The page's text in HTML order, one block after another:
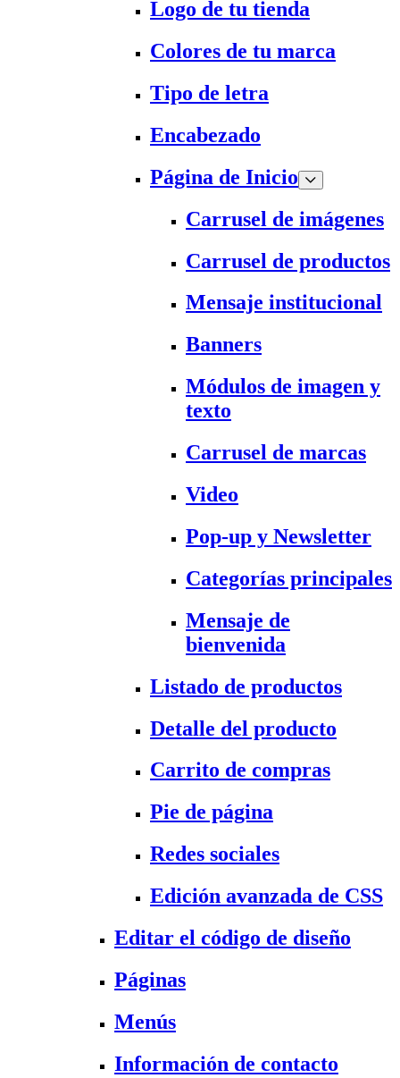
Logo de tu tienda
Colores de tu marca
Tipo de letra
Encabezado
Página de Inicio
Carrusel de imágenes
Carrusel de productos
Mensaje institucional
Banners
Módulos de imagen y
texto
Carrusel de marcas
Video
Pop-up y Newsletter
Categorías principales
Mensaje de
bienvenida
Listado de productos
Detalle del producto
Carrito de compras
Pie de página
Redes sociales
Edición avanzada de CSS
Editar el código de diseño
Páginas
Menús
Información de contacto